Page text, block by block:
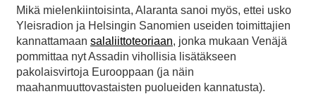
Mikä mielenkiintoisinta, Alaranta sanoi myös, ettei usko
Yleisradion ja Helsingin Sanomien useiden toimittajien
kannattamaan salaliittoteoriaan, jonka mukaan Venäjä
pommittaa nyt Assadin vihollisia lisätäkseen
pakolaisvirtoja Eurooppaan (ja näin
maahanmuuttovastaisten puolueiden kannatusta).